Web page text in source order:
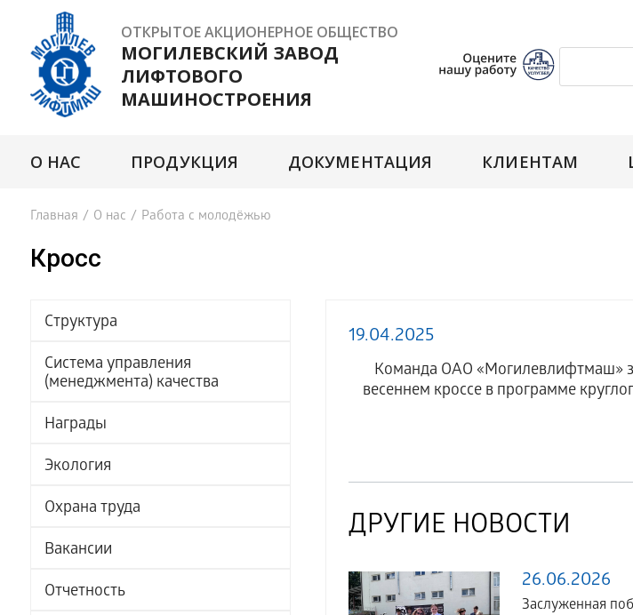
ОТКРЫТОЕ АКЦИОНЕРНОЕ ОБЩЕСТВО
МОГИЛЕВСКИЙ ЗАВОД
ЛИФТОВОГО
МАШИНОСТРОЕНИЯ
О НАС ПРОДУКЦИЯ ДОКУМЕНТАЦИЯ КЛИЕНТАМ
Главная / О нас / Работа с молодёжью
Кросс
Структура
Система управления
(менеджмента) качества
Награды
Экология
Охрана труда
Вакансии
Отчетность
19.04.2025
Команда ОАО «Могилевлифтмаш»
весеннем кроссе в программе
ДРУГИЕ НОВОСТИ
26.06.2026
Заслуженная